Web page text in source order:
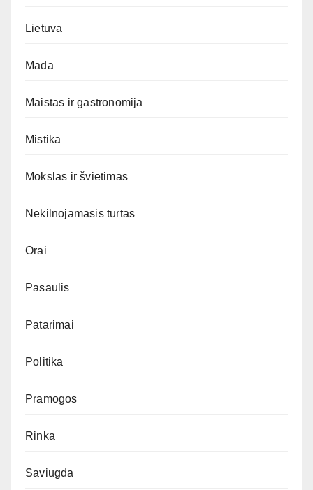
Lietuva
Mada
Maistas ir gastronomija
Mistika
Mokslas ir švietimas
Nekilnojamasis turtas
Orai
Pasaulis
Patarimai
Politika
Pramogos
Rinka
Saviugda